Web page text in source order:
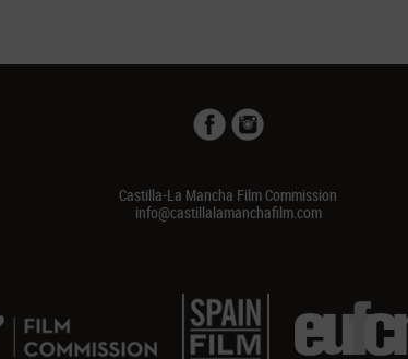
Castilla-La Mancha Film Commission
info@castillalamanchafilm.com